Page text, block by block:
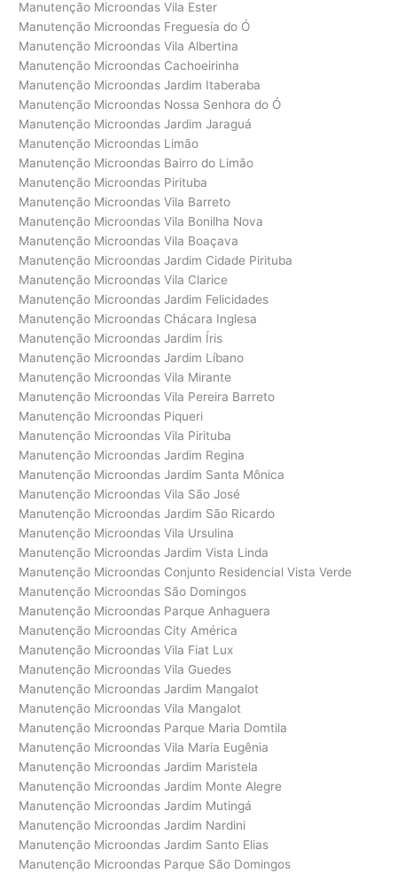
Manutenção Microondas Vila Ester
Manutenção Microondas Freguesia do Ó
Manutenção Microondas Vila Albertina
Manutenção Microondas Cachoeirinha
Manutenção Microondas Jardim Itaberaba
Manutenção Microondas Nossa Senhora do Ó
Manutenção Microondas Jardim Jaraguá
Manutenção Microondas Limão
Manutenção Microondas Bairro do Limão
Manutenção Microondas Pirituba
Manutenção Microondas Vila Barreto
Manutenção Microondas Vila Bonilha Nova
Manutenção Microondas Vila Boaçava
Manutenção Microondas Jardim Cidade Pirituba
Manutenção Microondas Vila Clarice
Manutenção Microondas Jardim Felicidades
Manutenção Microondas Chácara Inglesa
Manutenção Microondas Jardim Íris
Manutenção Microondas Jardim Líbano
Manutenção Microondas Vila Mirante
Manutenção Microondas Vila Pereira Barreto
Manutenção Microondas Piqueri
Manutenção Microondas Vila Pirituba
Manutenção Microondas Jardim Regina
Manutenção Microondas Jardim Santa Mônica
Manutenção Microondas Vila São José
Manutenção Microondas Jardim São Ricardo
Manutenção Microondas Vila Ursulina
Manutenção Microondas Jardim Vista Linda
Manutenção Microondas Conjunto Residencial Vista Verde
Manutenção Microondas São Domingos
Manutenção Microondas Parque Anhaguera
Manutenção Microondas City América
Manutenção Microondas Vila Fiat Lux
Manutenção Microondas Vila Guedes
Manutenção Microondas Jardim Mangalot
Manutenção Microondas Vila Mangalot
Manutenção Microondas Parque Maria Domtila
Manutenção Microondas Vila Maria Eugênia
Manutenção Microondas Jardim Maristela
Manutenção Microondas Jardim Monte Alegre
Manutenção Microondas Jardim Mutingá
Manutenção Microondas Jardim Nardini
Manutenção Microondas Jardim Santo Elias
Manutenção Microondas Parque São Domingos